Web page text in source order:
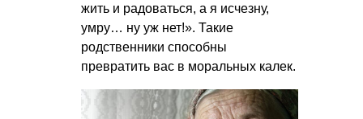
жить и радоваться, а я исчезну,
умру… ну уж нет!». Такие
родственники способны
превратить вас в моральных калек.